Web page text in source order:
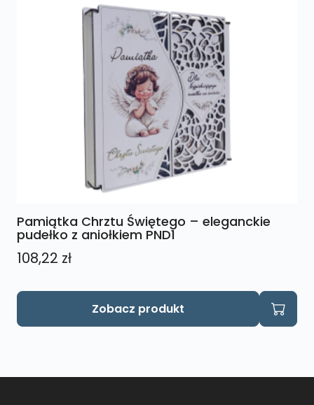
Pamiątka Chrztu Świętego – eleganckie
pudełko z aniołkiem PND1
108,22 zł
Zobacz produkt